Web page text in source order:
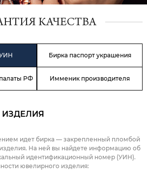
КАЧЕСТВА
Бирка паспорт украшения
РФ Имменик производителя
идет бирка — закрепленный пломбой
На ней вы найдете информацию об
идентификационный номер (УИН).
ювелирного изделия: